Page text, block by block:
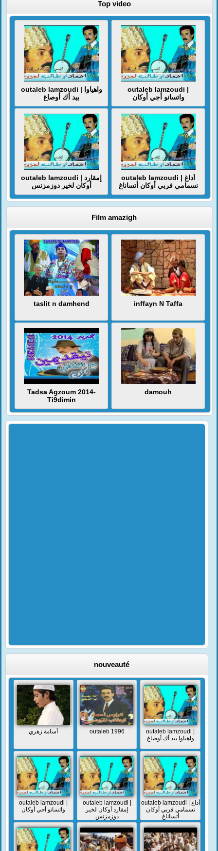
Top video
outaleb lamzoudi | واهياوا
بيد أك أوصاغ
outaleb lamzoudi |
واتسانو أجي أوكان
outaleb lamzoudi | إمقارد
أوكان لخير دوزمزنس
outaleb lamzoudi | أداغ
نسمامي فربي أوكان أتساناغ
Film amazigh
taslit n damhend inffayn N Taffa
Tadsa Agzoum 2014-
Ti9dimin
damouh
nouveauté
أسامة زهري outaleb 1996
outaleb lamzoudi |
واهياوا بيد أك أوصاغ
outaleb lamzoudi |
واتسانو أجي أوكان
outaleb lamzoudi |
إمقارد أوكان لخير
دوزمزنس
outaleb lamzoudi | أداغ
نسمامي فربي أوكان
أتساناغ